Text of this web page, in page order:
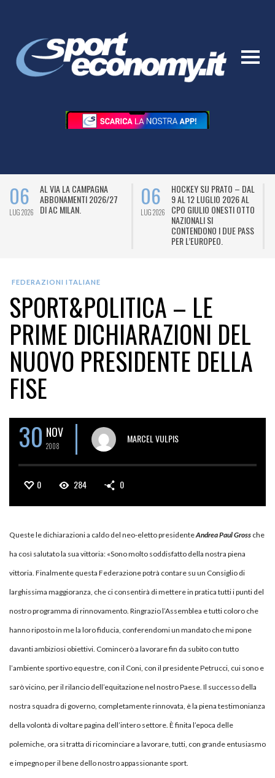
06
LUG 2026
AL VIA LA CAMPAGNA
ABBONAMENTI 2026/27
DI AC MILAN.
06
LUG 2026
HOCKEY SU PRATO – DAL
9 AL 12 LUGLIO 2026 AL
CPO GIULIO ONESTI OTTO
NAZIONALI SI
CONTENDONO I DUE PASS
PER L’EUROPEO.
FEDERAZIONI ITALIANE
SPORT&POLITICA – LE
PRIME DICHIARAZIONI DEL
NUOVO PRESIDENTE DELLA
FISE
30 NOV
2008
MARCEL VULPIS
0 284 0
Queste le dichiarazioni a caldo del neo-eletto presidenteAndrea Paul Gross che
ha così salutato la sua vittoria: «Sono molto soddisfatto della nostra piena
vittoria. Finalmente questa Federazione potrà contare su un Consiglio di
larghissima maggioranza, che ci consentirà di mettere in pratica tutti i punti del
nostro programma di rinnovamento. Ringrazio l’Assemblea e tutti coloro che
hanno riposto in me la loro fiducia, conferendomi un mandato che mi pone
davanti ambiziosi obiettivi. Comincerò a lavorare fin da subito con tutto
l’ambiente sportivo equestre, con il Coni, con il presidente Petrucci, cui sono e
sarò vicino, per il rilancio dell’equitazione nel nostro Paese. Il successo della
nostra squadra di governo, completamente rinnovata, è la piena testimonianza
della volontà di voltare pagina dell’intero settore. È finita l’epoca delle
polemiche, ora si tratta di ricominciare a lavorare, tutti, con grande entusiasmo
e impegno per il bene dello nostro appassionante sport.